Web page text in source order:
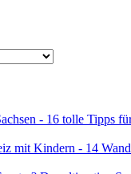
- 16 tolle Tipps
mit Kindern - 14